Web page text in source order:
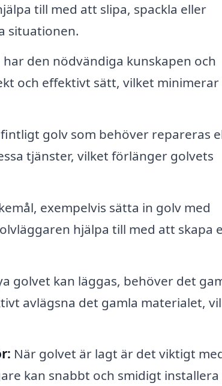
till med att slipa, spackla eller
situationen.
den nödvändiga kunskapen och
och effektivt sätt, vilket minimerar
golv som behöver repareras
tjänster, vilket förlänger golvets
exempelvis sätta in golv med
hjälpa till med att skapa
golvet kan läggas, behöver det
avlägsna det gamla materialet,
När golvet är lagt är det viktigt
kan snabbt och smidigt installera